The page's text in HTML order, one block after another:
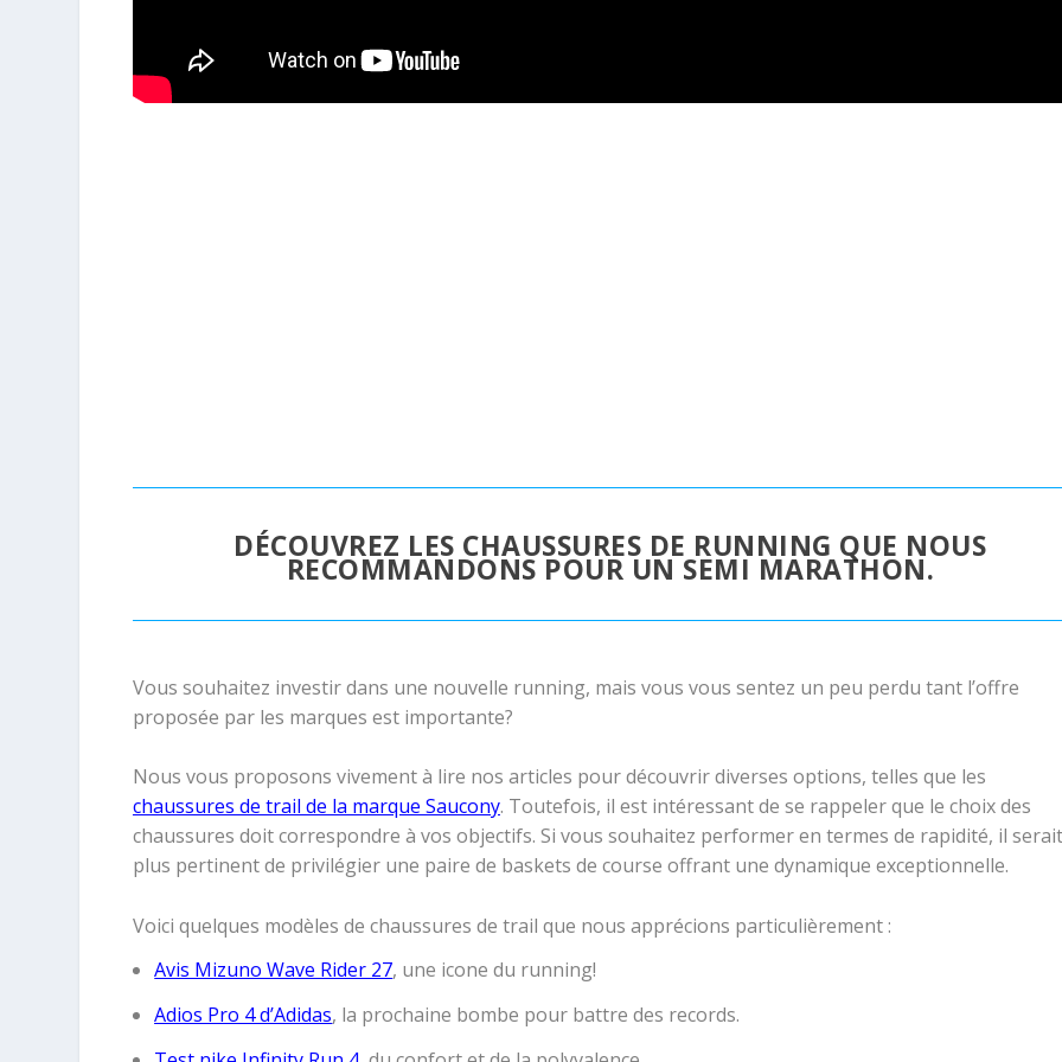
DÉCOUVREZ LES CHAUSSURES DE RUNNING QUE NOUS
RECOMMANDONS POUR UN SEMI MARATHON.
Vous souhaitez investir dans une nouvelle running, mais vous vous sentez un peu perdu tant l’offre
proposée par les marques est importante?
Nous vous proposons vivement à lire nos articles pour découvrir diverses options, telles que les
chaussures de trail de la marque Saucony. Toutefois, il est intéressant de se rappeler que le choix des
chaussures doit correspondre à vos objectifs. Si vous souhaitez performer en termes de rapidité, il serait
plus pertinent de privilégier une paire de baskets de course offrant une dynamique exceptionnelle.
Voici quelques modèles de chaussures de trail que nous apprécions particulièrement :
Avis Mizuno Wave Rider 27, une icone du running!
Adios Pro 4 d’Adidas, la prochaine bombe pour battre des records.